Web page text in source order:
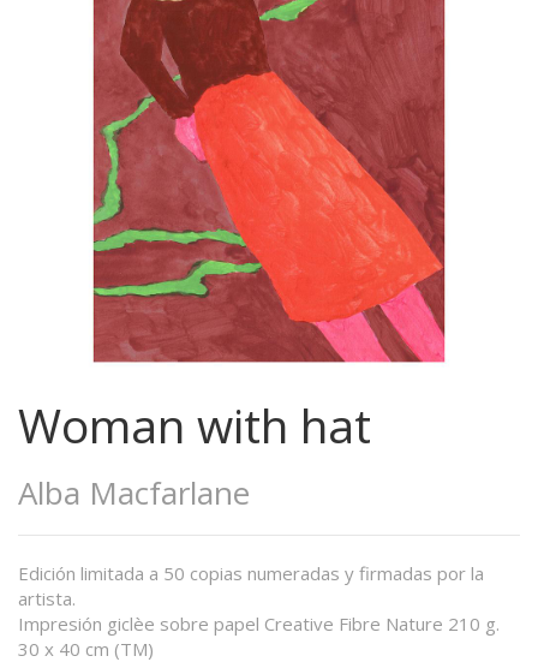
Woman with hat
Alba Macfarlane
Edición limitada a 50 copias numeradas y firmadas por la
artista.
Impresión giclèe sobre papel Creative Fibre Nature 210 g.
30 x 40 cm (TM)